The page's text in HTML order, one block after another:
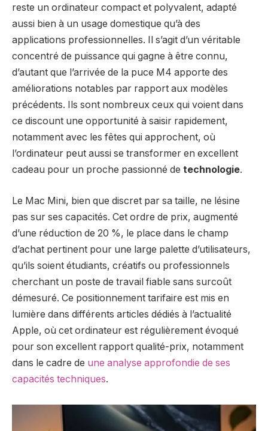
reste un ordinateur compact et polyvalent, adapté
aussi bien à un usage domestique qu’à des
applications professionnelles. Il s’agit d’un véritable
concentré de puissance qui gagne à être connu,
d’autant que l’arrivée de la puce M4 apporte des
améliorations notables par rapport aux modèles
précédents. Ils sont nombreux ceux qui voient dans
ce discount une opportunité à saisir rapidement,
notamment avec les fêtes qui approchent, où
l’ordinateur peut aussi se transformer en excellent
cadeau pour un proche passionné de technologie.
Le Mac Mini, bien que discret par sa taille, ne lésine
pas sur ses capacités. Cet ordre de prix, augmenté
d’une réduction de 20 %, le place dans le champ
d’achat pertinent pour une large palette d’utilisateurs,
qu’ils soient étudiants, créatifs ou professionnels
cherchant un poste de travail fiable sans surcoût
démesuré. Ce positionnement tarifaire est mis en
lumière dans différents articles dédiés à l’actualité
Apple, où cet ordinateur est régulièrement évoqué
pour son excellent rapport qualité-prix, notamment
dans le cadre de une analyse approfondie de ses
capacités techniques.